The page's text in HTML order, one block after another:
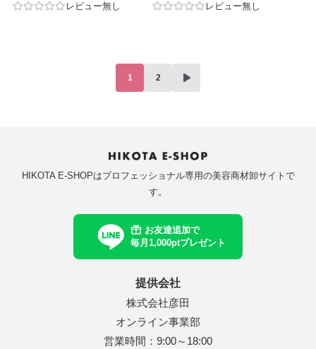
レビュー無し レビュー無し
1 2
HIKOTA E-SHOPはプロフェッショナル専用の美容商材卸サイトで
す。
お友達追加で
毎月1,000ptプレゼント
提供会社
株式会社彦田
オンライン事業部
営業時間：9:00～18:00